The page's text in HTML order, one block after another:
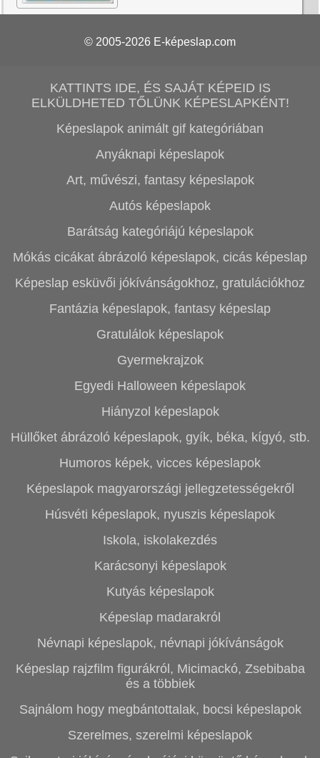
© 2005-2026 E-képeslap.com
KATTINTS IDE, ÉS SAJÁT KÉPEID IS
ELKÜLDHETED TŐLÜNK KÉPESLAPKÉNT!
Képeslapok animált gif kategóriában
Anyáknapi képeslapok
Art, művészi, fantasy képeslapok
Autós képeslapok
Barátság kategóriájú képeslapok
Mókás cicákat ábrázoló képeslapok, cicás képeslap
Képeslap esküvői jókívánságokhoz, gratulációkhoz
Fantázia képeslapok, fantasy képeslap
Gratulálok képeslapok
Gyermekrajzok
Egyedi Halloween képeslapok
Hiányzol képeslapok
Hüllőket ábrázoló képeslapok, gyík, béka, kígyó, stb.
Humoros képek, vicces képeslapok
Képeslapok magyarországi jellegzetességekről
Húsvéti képeslapok, nyuszis képeslapok
Iskola, iskolakezdés
Karácsonyi képeslapok
Kutyás képeslapok
Képeslap madarakról
Névnapi képeslapok, névnapi jókívánságok
Képeslap rajzfilm figurákról, Micimackó, Zsebibaba
és a többiek
Sajnálom hogy megbántottalak, bocsi képeslapok
Szerelmes, szerelmi képeslapok